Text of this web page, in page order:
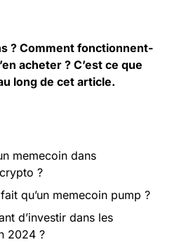
? Comment fonctionnent-
acheter ? C’est ce que
long de cet article.
memecoin dans
?
qu’un memecoin pump ?
d’investir dans les
2024 ?